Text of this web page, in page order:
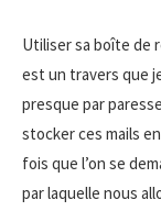
Utiliser sa boîte de
est un travers que
presque par
stocker ces mails
fois que l’on se
par laquelle nous